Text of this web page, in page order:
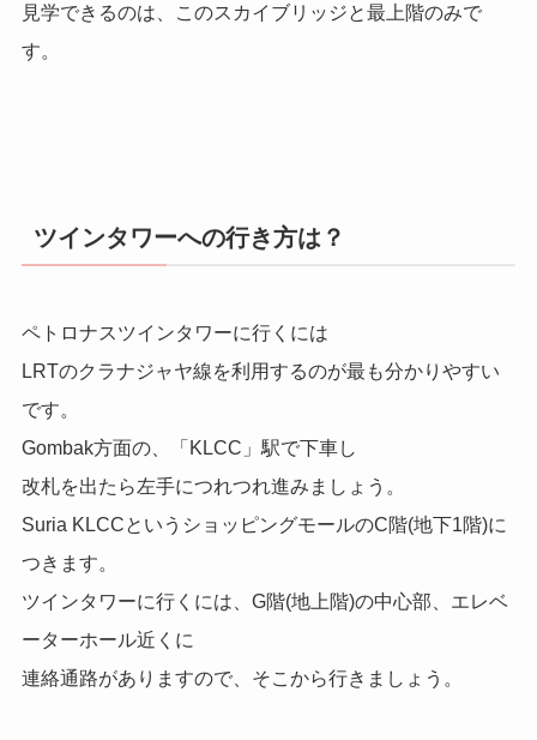
見学できるのは、このスカイブリッジと最上階のみで
す。
ツインタワーへの行き方は？
ペトロナスツインタワーに行くには
LRTのクラナジャヤ線を利用するのが最も分かりやすい
です。
Gombak方面の、「KLCC」駅で下車し
改札を出たら左手につれつれ進みましょう。
Suria KLCCというショッピングモールのC階(地下1階)に
つきます。
ツインタワーに行くには、G階(地上階)の中心部、エレベ
ーターホール近くに
連絡通路がありますので、そこから行きましょう。